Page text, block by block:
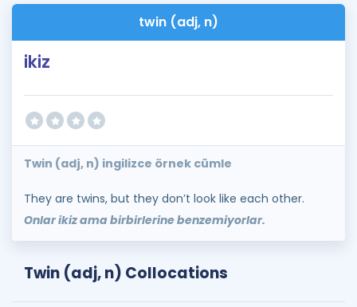
twin (adj, n)
ikiz
Twin (adj, n) ingilizce örnek cümle
They are twins, but they don’t look like each other.
Onlar ikiz ama birbirlerine benzemiyorlar.
Twin (adj, n) Collocations